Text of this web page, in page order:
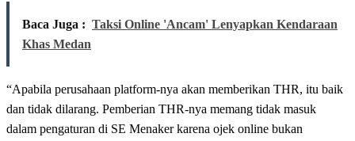
Baca Juga : Taksi Online 'Ancam' Lenyapkan Kendaraan
Khas Medan
“Apabila perusahaan platform-nya akan memberikan THR, itu baik
dan tidak dilarang. Pemberian THR-nya memang tidak masuk
dalam pengaturan di SE Menaker karena ojek online bukan